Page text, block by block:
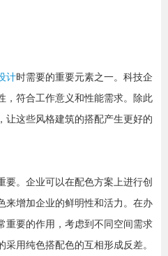
计时需要的重要元素之一。科技企
，符合工作意义和性能需求。除此
让这些风格建筑的搭配产生更好的
要。企业可以在配色方案上进行创
来增加企业的鲜明性和活力。在办
重要的作用，考虑到不同空间需求
用纯色搭配色的互相形成反差。